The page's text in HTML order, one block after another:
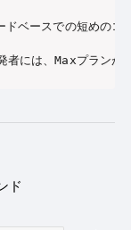
ベースでの短めのコ
には、Maxプランが
ド